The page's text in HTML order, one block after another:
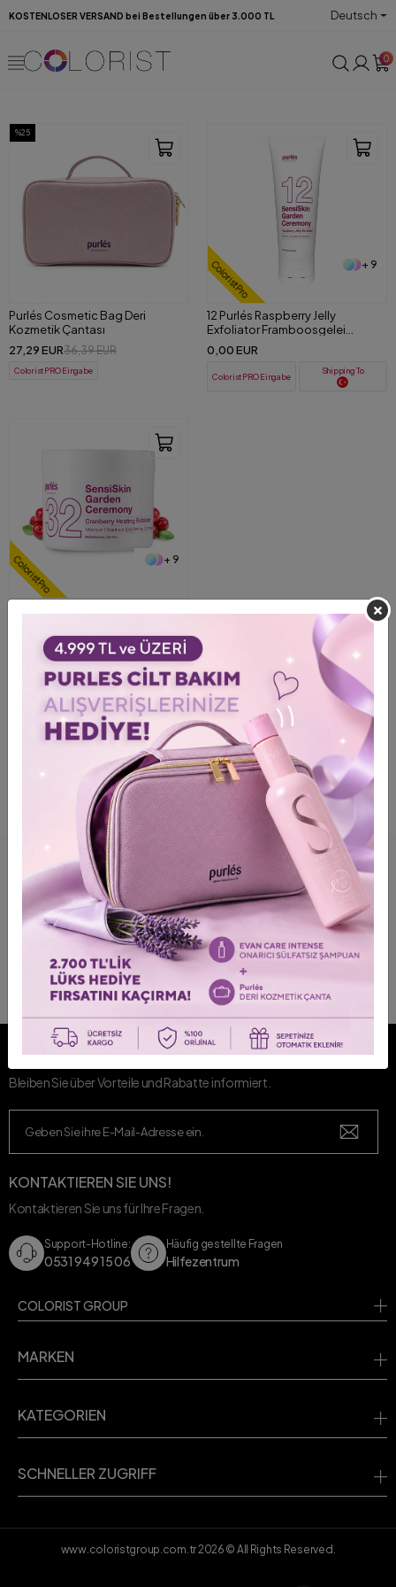
KOSTENLOSER VERSAND bei Bestellungen über 3.000 TL Deutsch
0
%25
Purlés Cosmetic Bag Deri
Kozmetik Çantası
27,29 EUR36,39 EUR
ColoristPRO Eingabe
ColoristPro + 9
12 Purlés Raspberry Jelly
Exfoliator Framboosgelei
Peeling 200 ml
0,00 EUR
ColoristPRO Eingabe
Shipping To
ColoristPro + 9
Kızılcık Özlü Peeling 200 ml
0,00 EUR
ColoristPRO Eingabe
Shipping To
FOLGEN SIE UNSEREN MARKEN NÄHER!
MACHEN SIE MIT!
Bleiben Sie über Vorteile und Rabatte informiert.
KONTAKTIEREN SIE UNS!
Kontaktieren Sie uns für Ihre Fragen.
Support-Hotline:
0531 949 15 06
Häufig gestellte Fragen
Hilfezentrum
COLORIST GROUP
MARKEN
KATEGORIEN
SCHNELLER ZUGRIFF
www.coloristgroup.com.tr2026 © All Rights Reserved.